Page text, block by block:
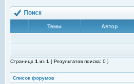
Поиск
Темы Автор
Страница 1 из 1 [ Результатов поиска: 0 ]
Список форумов